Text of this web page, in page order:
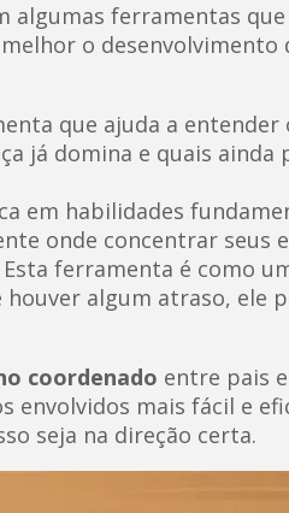
ferramentas
o desenvolvimento
que ajuda a
já domina e quais
em habilidades
onde concentrar
Esta ferramenta é como
algum atraso,
coordenado entre pais
envolvidos mais fácil e
seja na direção certa.